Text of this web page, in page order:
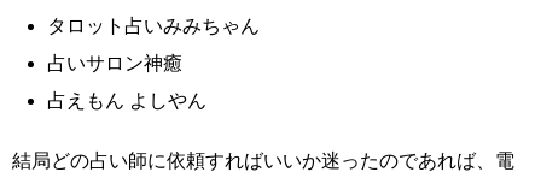
タロット占いみみちゃん
占いサロン神癒
占えもん よしやん
結局どの占い師に依頼すればいいか迷ったのであれば、電